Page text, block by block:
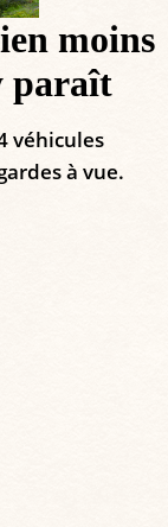
moins
paraît
véhicules
à vue.